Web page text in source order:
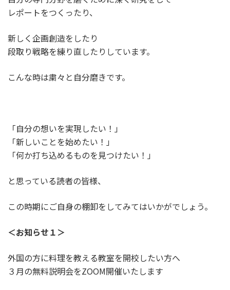
レポートをつくったり、
新しく企画創造をしたり
段取り戦略を練り直したりしています。
こんな時は粛々と自分磨きです。
「自分の想いを実現したい！」
「新しいことを始めたい！」
「何か打ち込めるものを見つけたい！」
と思っている読者の皆様、
この時期にご自身の棚卸をしてみてはいかがでしょう。
＜お知らせ１＞
外国の方に料理を教える教室を開校したい方へ
３月の無料説明会をZOOM開催いたします